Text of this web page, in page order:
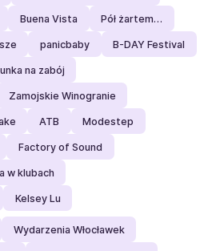
Buena Vista Pół żartem…
panicbaby B-DAY Festival
na zabój
Zamojskie Winogranie
ATB Modestep
Factory of Sound
w klubach
Kelsey Lu
Wydarzenia Włocławek